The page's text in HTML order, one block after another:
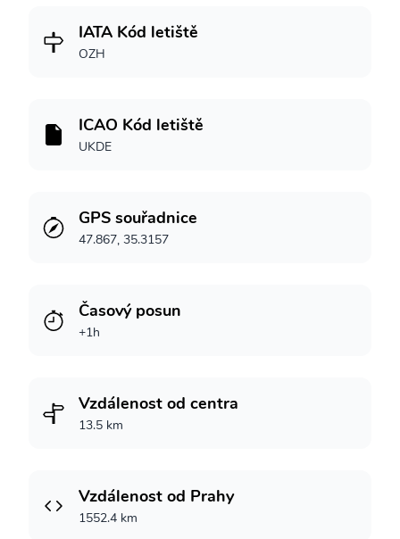
IATA Kód letiště
OZH
ICAO Kód letiště
UKDE
GPS souřadnice
47.867, 35.3157
Časový posun
+1h
Vzdálenost od centra
13.5 km
Vzdálenost od Prahy
1552.4 km